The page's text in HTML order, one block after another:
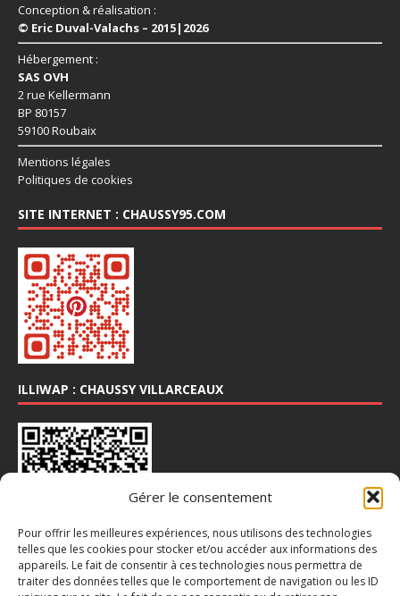
Gérer le consentement
Pour offrir les meilleures expériences, nous utilisons des technologies
telles que les cookies pour stocker et/ou accéder aux informations des
appareils. Le fait de consentir à ces technologies nous permettra de
traiter des données telles que le comportement de navigation ou les ID
Conception & réalisation :
© Eric Duval-Valachs – 2015|2026
Hébergement :
SAS OVH
2 rue Kellermann
BP 80157
59100 Roubaix
Mentions légales
Politiques de cookies
SITE INTERNET : CHAUSSY95.COM
ILLIWAP : CHAUSSY VILLARCEAUX
INSTA : @CHAUSSY_VILLARCEAUX